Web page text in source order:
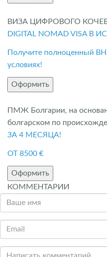
ВИЗА ЦИФРОВОГО
DIGITAL NOMAD VISA В
Получите полноценный
условиях!
Оформить
ПМЖ Болгарии, на
болгарском по
ЗА 4 МЕСЯЦА!
ОТ 8500 €
Оформить
КОММЕНТАРИИ